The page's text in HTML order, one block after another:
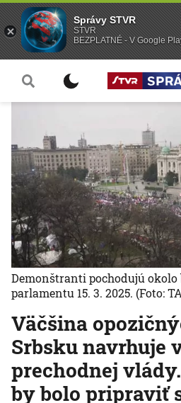
Väčšina
Srbsku navrhuje
prechodnej
by bolo pripraviť
Demonštranti pochodujú okolo
parlamentu 15. 3. 2025. (Foto:
Správy STVR
STVR
BEZPLATNÉ - V Google